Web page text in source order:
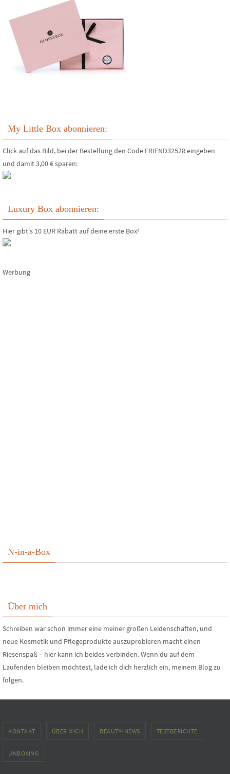
My Little Box abonnieren:
Click auf das Bild, bei der Bestellung den Code FRIEND32528 eingeben
und damit 3,00 € sparen:
Luxury Box abonnieren:
Hier gibt's 10 EUR Rabatt auf deine erste Box!
Werbung
N-in-a-Box
Über mich
Schreiben war schon immer eine meiner großen Leidenschaften, und
neue Kosmetik und Pflegeprodukte auszuprobieren macht einen
Riesenspaß – hier kann ich beides verbinden. Wenn du auf dem
Laufenden bleiben möchtest, lade ich dich herzlich ein, meinem Blog zu
folgen.
KONTAKT ÜBER MICH BEAUTY-NEWS TESTBERICHTE
UNBOXING